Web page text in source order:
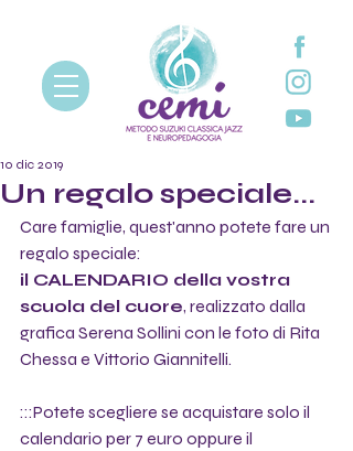
Un regalo speciale...
10 dic 2019
Care famiglie, quest'anno potete fare un
regalo speciale:
il CALENDARIO della vostra
scuola del cuore, realizzato dalla
grafica Serena Sollini con le foto di Rita
Chessa e Vittorio Giannitelli.
:::Potete scegliere se acquistare solo il
calendario per 7 euro oppure il